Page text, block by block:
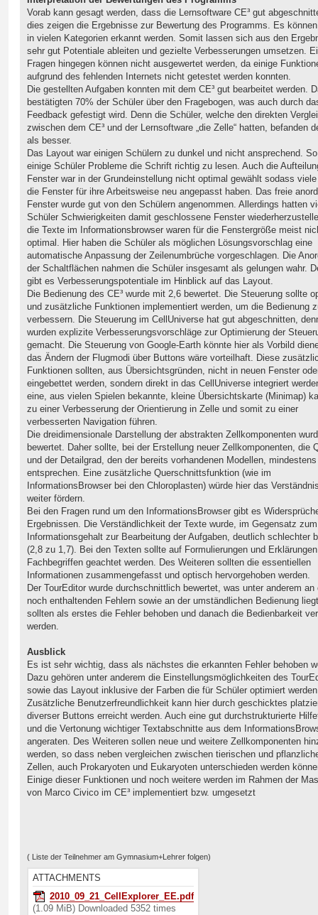
Vorab kann gesagt werden, dass die Lernsoftware CE³ gut
dies zeigen die Ergebnisse zur Bewertung des Programms. Es
in vielen Kategorien erkannt werden. Somit lassen sich aus den
sehr gut Potentiale ableiten und gezielte Verbesserungen umsetzen.
Fragen hingegen können nicht ausgewertet werden, da einige
aufgrund des fehlenden Internets nicht getestet werden konnten.
Die gestellten Aufgaben konnten mit dem CE³ gut bearbeitet werden.
bestätigten 70% der Schüler über den Fragebogen, was auch durch
Feedback gefestigt wird. Denn die Schüler, welche den direkten
zwischen dem CE³ und der Lernsoftware „die Zelle“ hatten, befanden
als besser.
Das Layout war einigen Schülern zu dunkel und nicht ansprechend.
einige Schüler Probleme die Schrift richtig zu lesen. Auch die
Fenster war in der Grundeinstellung nicht optimal gewählt sodass
die Fenster für ihre Arbeitsweise neu angepasst haben. Das freie
Fenster wurde gut von den Schülern angenommen. Allerdings hatten
Schüler Schwierigkeiten damit geschlossene Fenster
die Texte im Informationsbrowser waren für die Fenstergröße meist
optimal. Hier haben die Schüler als möglichen Lösungsvorschlag eine
automatische Anpassung der Zeilenumbrüche vorgeschlagen. Die
der Schaltflächen nahmen die Schüler insgesamt als gelungen wahr.
gibt es Verbesserungspotentiale im Hinblick auf das Layout.
Die Bedienung des CE³ wurde mit 2,6 bewertet. Die Steuerung sollte
und zusätzliche Funktionen implementiert werden, um die Bedienung
verbessern. Die Steuerung im CellUniverse hat gut abgeschnitten,
wurden explizite Verbesserungsvorschläge zur Optimierung der
gemacht. Die Steuerung von Google-Earth könnte hier als Vorbild
das Ändern der Flugmodi über Buttons wäre vorteilhaft. Diese
Funktionen sollten, aus Übersichtsgründen, nicht in neuen Fenster
eingebettet werden, sondern direkt in das CellUniverse integriert
eine, aus vielen Spielen bekannte, kleine Übersichtskarte (Minimap)
zu einer Verbesserung der Orientierung in Zelle und somit zu einer
verbesserten Navigation führen.
Die dreidimensionale Darstellung der abstrakten Zellkomponenten
bewertet. Daher sollte, bei der Erstellung neuer Zellkomponenten, die
und der Detailgrad, den der bereits vorhandenen Modellen, mindestens
entsprechen. Eine zusätzliche Querschnittsfunktion (wie im
InformationsBrowser bei den Chloroplasten) würde hier das
weiter fördern.
Bei den Fragen rund um den InformationsBrowser gibt es
Ergebnissen. Die Verständlichkeit der Texte wurde, im Gegensatz zum
Informationsgehalt zur Bearbeitung der Aufgaben, deutlich schlechter
(2,8 zu 1,7). Bei den Texten sollte auf Formulierungen und
Fachbegriffen geachtet werden. Des Weiteren sollten die essentiellen
Informationen zusammengefasst und optisch hervorgehoben werden.
Der TourEditor wurde durchschnittlich bewertet, was unter anderem an
noch enthaltenden Fehlern sowie an der umständlichen Bedienung
sollten als erstes die Fehler behoben und danach die Bedienbarkeit
werden.
Ausblick
Es ist sehr wichtig, dass als nächstes die erkannten Fehler behoben
Dazu gehören unter anderem die Einstellungsmöglichkeiten des
sowie das Layout inklusive der Farben die für Schüler optimiert
Zusätzliche Benutzerfreundlichkeit kann hier durch geschicktes
diverser Buttons erreicht werden. Auch eine gut durchstrukturierte
und die Vertonung wichtiger Textabschnitte aus dem
angeraten. Des Weiteren sollen neue und weitere Zellkomponenten
werden, so dass neben vergleichen zwischen tierischen und
Zellen, auch Prokaryoten und Eukaryoten unterschieden werden
Einige dieser Funktionen und noch weitere werden im Rahmen der
von Marco Civico im CE³ implementiert bzw. umgesetzt
( Liste der Teilnehmer am Gymnasium+Lehrer folgen)
ATTACHMENTS
2010_09_21_CellExplorer_EE.pdf
(1.09 MiB) Downloaded 5352 times